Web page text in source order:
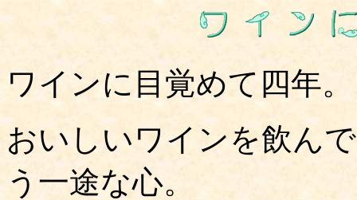
ワインに目覚めて四年。
おいしいワインを飲ん
う一途な心。